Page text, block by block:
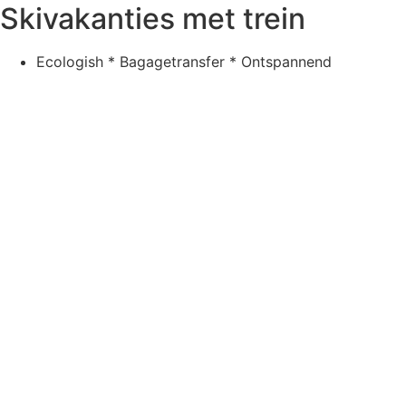
Skivakanties met trein
Ecologish * Bagagetransfer * Ontspannend